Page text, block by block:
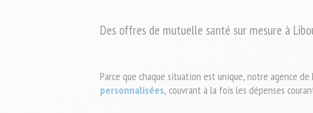
Des offres de mutuelle santé sur mesure à
Parce que chaque situation est unique, notre agence de
personnalisées, couvrant à la fois les dépenses